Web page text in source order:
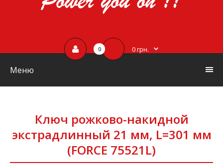
0 0 грн.
Меню
Ключ рожково-накидной
экстрадлинный 21 мм, L=301 мм
(FORCE 75521L)